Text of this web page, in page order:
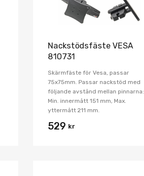
Nackstödsfäste VESA
810731
Skärmfäste för Vesa, passar
75x75mm. Passar nackstöd med
följande avstånd mellan pinnarna:
Min. innermått 151 mm, Max.
yttermått 211 mm.
529 kr